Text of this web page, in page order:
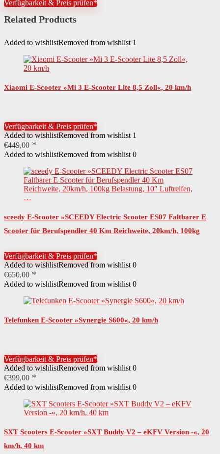
Verfügbarkeit & Preis prüfen*
Related Products
Added to wishlistRemoved from wishlist 1
Xiaomi E-Scooter »Mi 3 E-Scooter Lite 8,5 Zoll«, 20 km/h
Verfügbarkeit & Preis prüfen*
Added to wishlistRemoved from wishlist 1
€449,00
Added to wishlistRemoved from wishlist 0
sceedy E-Scooter »SCEEDY Electric Scooter ES07 Faltbarer E
Scooter für Berufspendler 40 Km Reichweite, 20km/h, 100kg
Verfügbarkeit & Preis prüfen*
Added to wishlistRemoved from wishlist 0
€650,00
Added to wishlistRemoved from wishlist 0
Telefunken E-Scooter »Synergie S600«, 20 km/h
Verfügbarkeit & Preis prüfen*
Added to wishlistRemoved from wishlist 0
€399,00
Added to wishlistRemoved from wishlist 0
SXT Scooters E-Scooter »SXT Buddy V2 – eKFV Version -«, 20
km/h, 40 km